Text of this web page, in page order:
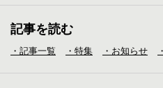
記事を読む
・記事一覧 ・特集 ・お知らせ